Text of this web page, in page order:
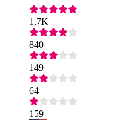
1,7K
840
149
64
159